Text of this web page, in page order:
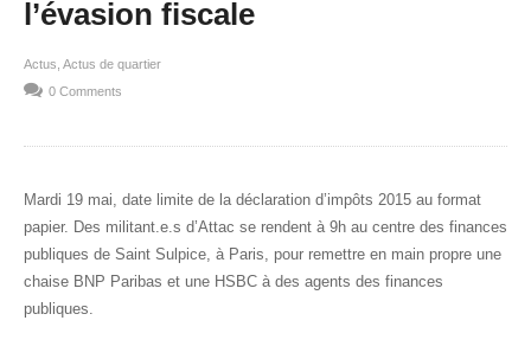
l’évasion fiscale
Actus Actus de quartier
0 Comments
Mardi 19 mai, date limite de la déclaration d’impôts 2015 au format
papier. Des militant.e.s d’Attac se rendent à 9h au centre des finances
publiques de Saint Sulpice, à Paris, pour remettre en main propre une
chaise BNP Paribas et une HSBC à des agents des finances
publiques.